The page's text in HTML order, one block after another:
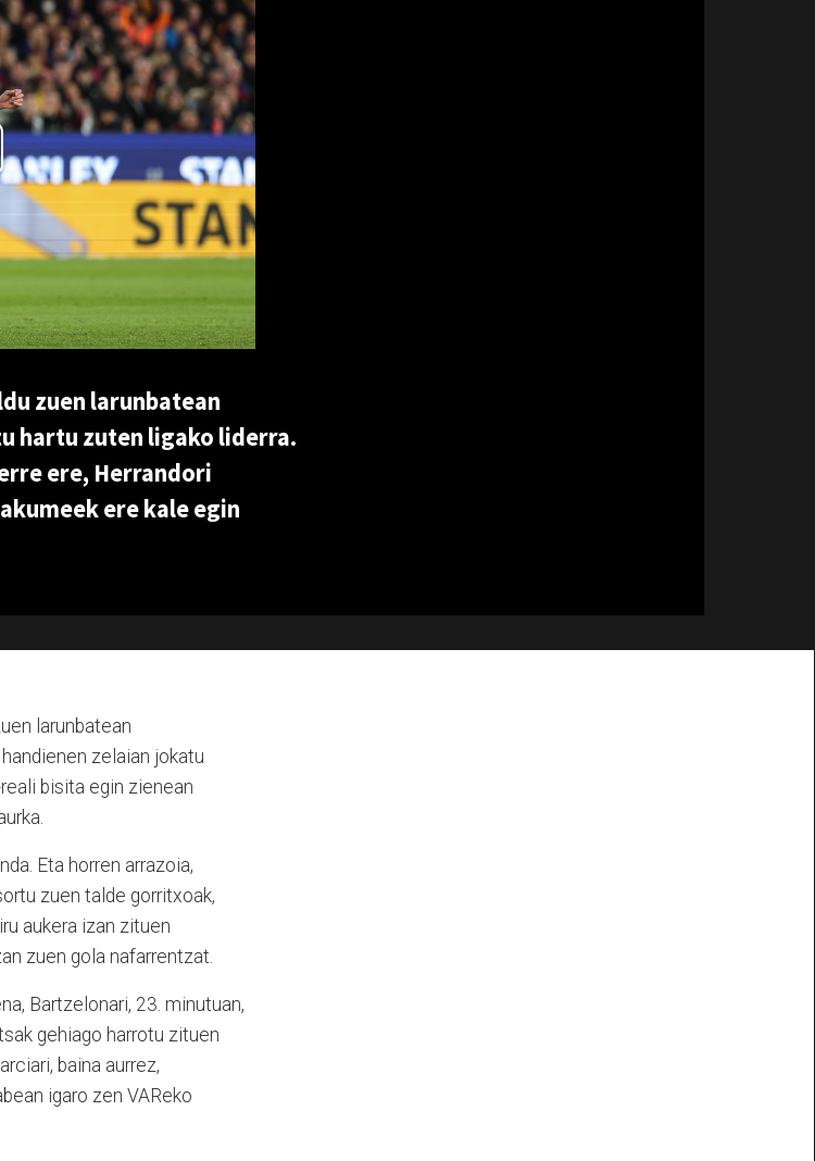
zuen larunbatean
hartu zuten ligako liderra.
ere, Herrandori
ere kale egin
larunbatean
zelaian jokatu
bisita egin zienean
Eta horren arrazoia,
zuen talde gorritxoak,
aukera izan zituen
zuen gola nafarrentzat.
Bartzelonari, 23. minutuan,
gehiago harrotu zituen
baina aurrez,
igaro zen VAReko